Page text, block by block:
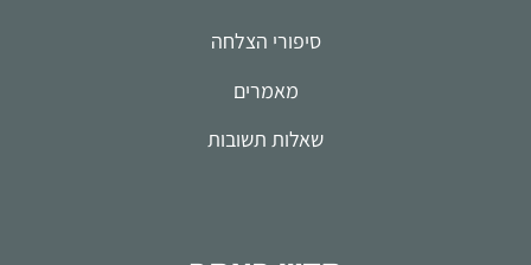
סיפורי הצלחה
מאמרים
שאלות תשובות